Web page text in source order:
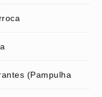
(Pampulha